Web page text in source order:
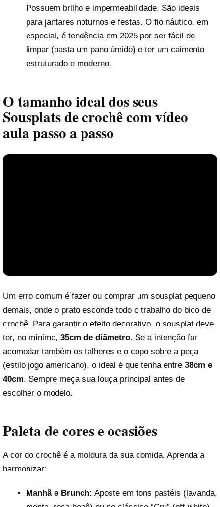
Possuem brilho e impermeabilidade. São ideais
para jantares noturnos e festas. O fio náutico, em
especial, é tendência em 2025 por ser fácil de
limpar (basta um pano úmido) e ter um caimento
estruturado e moderno.
O tamanho ideal dos seus
Sousplats de crochê com vídeo
aula passo a passo
Reproduzir vídeo
Um erro comum é fazer ou comprar um sousplat pequeno
demais, onde o prato esconde todo o trabalho do bico de
crochê. Para garantir o efeito decorativo, o sousplat deve
ter, no mínimo, 35cm de diâmetro. Se a intenção for
acomodar também os talheres e o copo sobre a peça
(estilo jogo americano), o ideal é que tenha entre 38cm e
40cm. Sempre meça sua louça principal antes de
escolher o modelo.
Paleta de cores e ocasiões
A cor do crochê é a moldura da sua comida. Aprenda a
harmonizar:
Manhã e Brunch: Aposte em tons pastéis (lavanda,